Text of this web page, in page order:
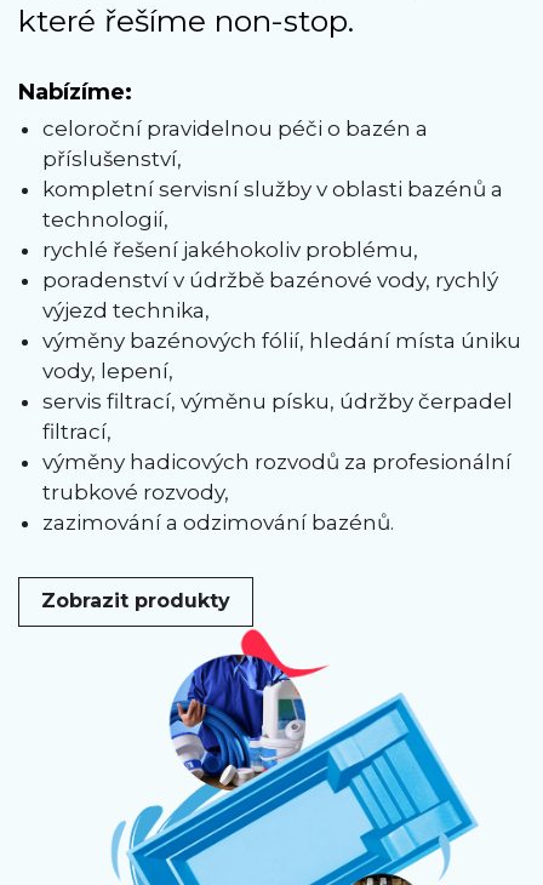
které řešíme non-stop.
Nabízíme:
celoroční pravidelnou péči o bazén a
příslušenství,
kompletní servisní služby v oblasti bazénů a
technologií,
rychlé řešení jakéhokoliv problému,
poradenství v údržbě bazénové vody, rychlý
výjezd technika,
výměny bazénových fólií, hledání místa úniku
vody, lepení,
servis filtrací, výměnu písku, údržby čerpadel
filtrací,
výměny hadicových rozvodů za profesionální
trubkové rozvody,
zazimování a odzimování bazénů.
Zobrazit produkty